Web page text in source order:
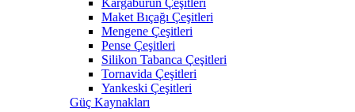
Kargaburun Çeşitleri
Maket Bıçağı Çeşitleri
Mengene Çeşitleri
Pense Çeşitleri
Silikon Tabanca Çeşitleri
Tornavida Çeşitleri
Yankeski Çeşitleri
Güç Kaynakları